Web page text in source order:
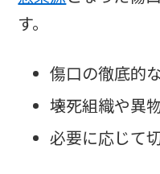
す。
傷口の徹底的
壊死組織や異
必要に応じて